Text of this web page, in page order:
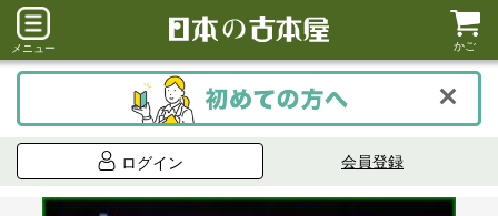
メニュー かご
ログイン 会員登録